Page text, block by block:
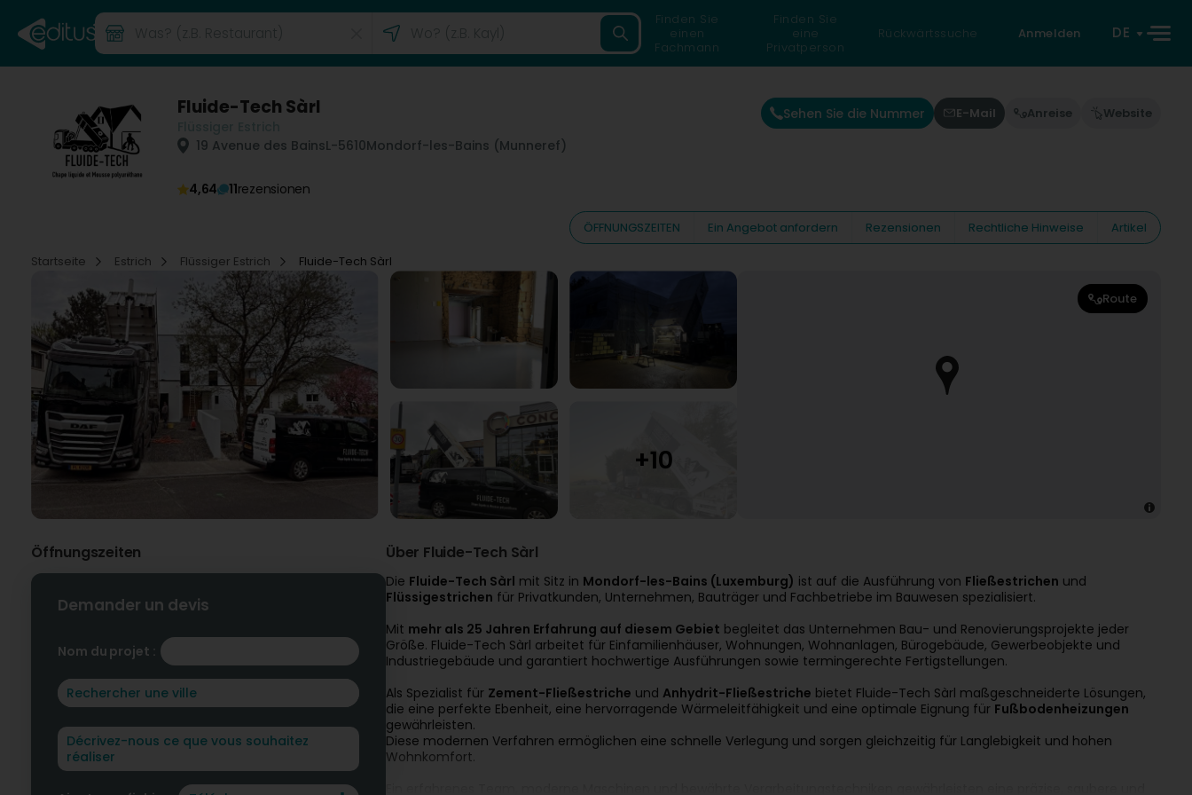
Finden Sie
einen
Fachmann
Finden Sie
eine
Privatperson
Rückwärtssuche Anmelden DE
Fluide-Tech Sàrl
19 Avenue des BainsL-5610Mondorf-les-Bains (Munneref)
4,64 11rezensionen
Sehen Sie die Nummer E-Mail Anreise Website
ÖFFNUNGSZEITEN Ein Angebot anfordern Rezensionen Rechtliche Hinweise
Artikel
Startseite
Estrich Flüssiger Estrich Fluide-Tech Sàrl
Route
Öffnungszeiten
Demander un devis
Nom du projet :
Über Fluide-Tech Sàrl
Die Fluide-Tech Sàrl mit Sitz in Mondorf-les-Bains (Luxemburg) ist auf die Ausführung von Fließestrichen und
Flüssigestrichen für Privatkunden, Unternehmen, Bauträger und Fachbetriebe im Bauwesen spezialisiert.
Mit mehr als 25 Jahren Erfahrung auf diesem Gebiet begleitet das Unternehmen Bau- und Renovierungsprojekte jeder
Größe. Fluide-Tech Sàrl arbeitet für Einfamilienhäuser, Wohnungen, Wohnanlagen, Bürogebäude, Gewerbeobjekte und
Industriegebäude und garantiert hochwertige Ausführungen sowie termingerechte Fertigstellungen.
Als Spezialist für Zement-Fließestriche und Anhydrit-Fließestriche bietet Fluide-Tech Sàrl maßgeschneiderte Lösungen,
die eine perfekte Ebenheit, eine hervorragende Wärmeleitfähigkeit und eine optimale Eignung für Fußbodenheizungen
gewährleisten.
Diese modernen Verfahren ermöglichen eine schnelle Verlegung und sorgen gleichzeitig für Langlebigkeit und hohen
Wohnkomfort.